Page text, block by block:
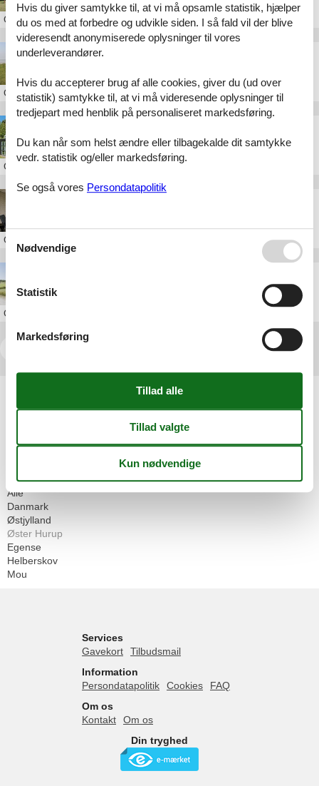
OmØster Hurup
Sommerhus Øster Hurup havn leje
Om Øster Hurup
Om
Om
Om
Alle
Inspiration
Alle
Danmark
Østjylland
Øster Hurup
Egense
Helberskov
Mou
Services
Gavekort
Tilbudsmail
Information
Persondatapolitik
Cookies
FAQ
Om os
Kontakt
Om os
Din tryghed
Hvis du giver samtykke til, at vi må opsamle statistik, hjælper
du os med at forbedre og udvikle siden. I så fald vil der blive
videresendt anonymiserede oplysninger til vores
underleverandører.
Hvis du accepterer brug af alle cookies, giver du (ud over
statistik) samtykke til, at vi må videresende oplysninger til
tredjepart med henblik på personaliseret markedsføring.
Du kan når som helst ændre eller tilbagekalde dit samtykke
vedr. statistik og/eller markedsføring.
Se også vores Persondatapolitik
Nødvendige
Statistik
Markedsføring